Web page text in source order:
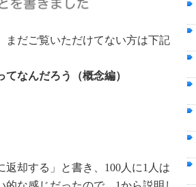
まだご覧いただけてない方は下記
なんだろう（概念編）
返却する」と書き、100人に1人は